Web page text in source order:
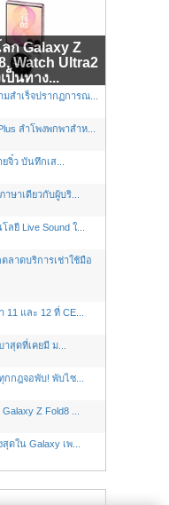
ก Galaxy Z
Watch Ultra2
ป็นทาง...
สำเร็จปรากฏการณ...
ลำโพงพกพาสำห...
จิ๋ว บันทึกเส...
ษาเดียวกับผู้บริ...
ยี Live Sound ใ...
ลาดบริการเช่าใช้มือ
11 และ 12 ที่ CE...
สุดที่เคยมี ม...
กกฎจอพับ! พับไซ...
Z Fold8 ...
ดใน Galaxy เพ...